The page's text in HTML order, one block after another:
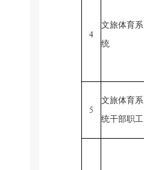
4
文旅体育系
统
5
文旅体育系
统干部职工